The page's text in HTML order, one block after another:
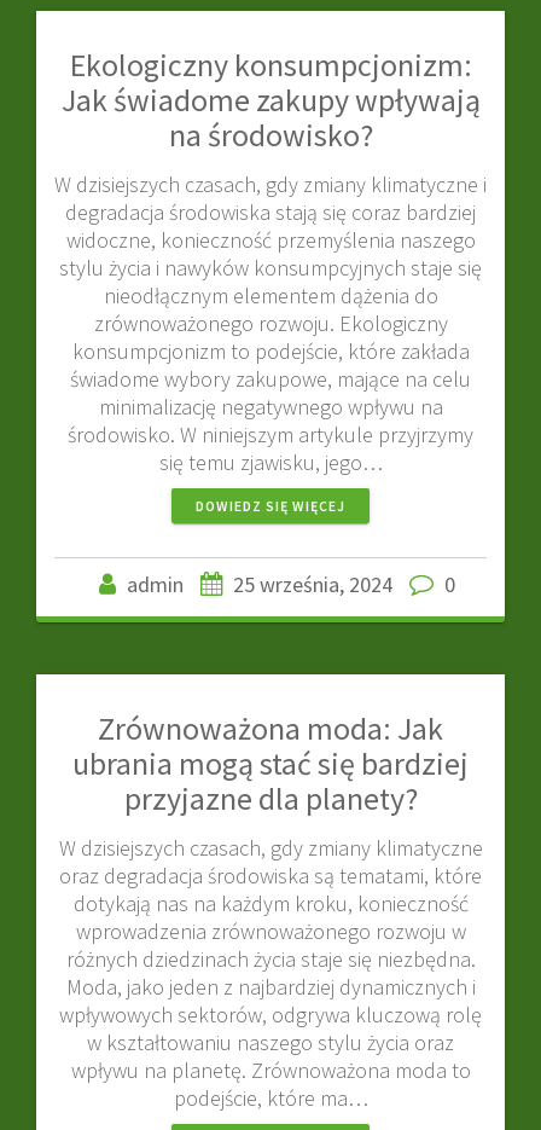
Ekologiczny konsumpcjonizm:
Jak świadome zakupy wpływają
na środowisko?
W dzisiejszych czasach, gdy zmiany klimatyczne i
degradacja środowiska stają się coraz bardziej
widoczne, konieczność przemyślenia naszego
stylu życia i nawyków konsumpcyjnych staje się
nieodłącznym elementem dążenia do
zrównoważonego rozwoju. Ekologiczny
konsumpcjonizm to podejście, które zakłada
świadome wybory zakupowe, mające na celu
minimalizację negatywnego wpływu na
środowisko. W niniejszym artykule przyjrzymy
się temu zjawisku, jego…
DOWIEDZ SIĘ WIĘCEJ
admin 25 września, 2024 0
Zrównoważona moda: Jak
ubrania mogą stać się bardziej
przyjazne dla planety?
W dzisiejszych czasach, gdy zmiany klimatyczne
oraz degradacja środowiska są tematami, które
dotykają nas na każdym kroku, konieczność
wprowadzenia zrównoważonego rozwoju w
różnych dziedzinach życia staje się niezbędna.
Moda, jako jeden z najbardziej dynamicznych i
wpływowych sektorów, odgrywa kluczową rolę
w kształtowaniu naszego stylu życia oraz
wpływu na planetę. Zrównoważona moda to
podejście, które ma…